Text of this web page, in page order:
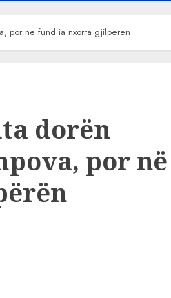
por në fund ia nxorra gjilpërën
dorën
por në